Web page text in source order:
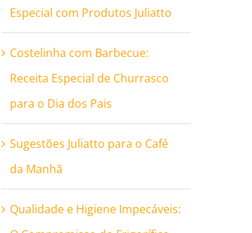
Especial com Produtos Juliatto
Costelinha com Barbecue:
Receita Especial de Churrasco
para o Dia dos Pais
Sugestões Juliatto para o Café
da Manhã
Qualidade e Higiene Impecáveis: